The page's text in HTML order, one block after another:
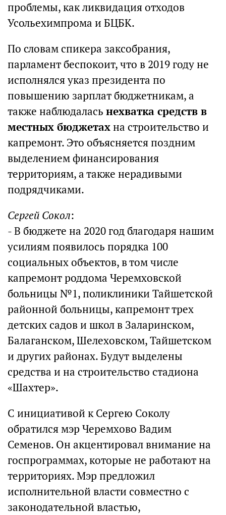
проблемы, как ликвидация отходов
Усольехимпрома и БЦБК.
По словам спикера заксобрания,
парламент беспокоит, что в 2019 году не
исполнялся указ президента по
повышению зарплат бюджетникам, а
также наблюдалась нехватка средств в
местных бюджетахна строительство и
капремонт. Это объясняется поздним
выделением финансирования
территориям, а также нерадивыми
подрядчиками.
Сергей Сокол:
- В бюджете на 2020 год благодаря нашим
усилиям появилось порядка 100
социальных объектов, в том числе
капремонт роддома Черемховской
больницы №1, поликлиники Тайшетской
районной больницы, капремонт трех
детских садов и школ в Заларинском,
Балаганском, Шелеховском, Тайшетском
и других районах. Будут выделены
средства и на строительство стадиона
«Шахтер».
С инициативой к Сергею Соколу
обратился мэр Черемхово Вадим
Семенов. Он акцентировал внимание на
госпрограммах, которые не работают на
территориях. Мэр предложил
исполнительной власти совместно с
законодательной властью,